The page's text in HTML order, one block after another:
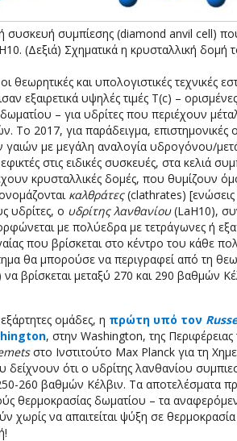
συσκευή συμπίεσης (diamond anvil cell)
(Δεξιά) Σχηματικά η κρυσταλλική δομή
θεωρητικές και υπολογιστικές τεχνικές
εξαιρετικά υψηλές τιμές T(c) –
– για υδρίτες που περιέχουν
Το 2017, για παράδειγμα,
γαιών με μεγάλη αναλογία υδρογόνου/
στις ειδικές συσκευές, στα κελιά
κρυσταλλικές δομές, που θυμίζουν
καλθράτες(clathrates) [ενώσεις
υδρίτες, ο υδρίτης λανθανίου(LaH10),
με πολύεδρα με τετράγωνες ή
που βρίσκεται στο κέντρο του κάθε
θα μπορούσε να περιγραφεί από τη
βρίσκεται μεταξύ 270 και 290 βαθμών
ομάδες, η πρώτη υπό τον
, στην Washington, της
στο Ινστιτούτο Max Planck για τη
δείχνουν ότι ο υδρίτης λανθανίου
260 βαθμών Κέλβιν. Τα αποτελέσματα
θερμοκρασίας δωματίου – τα
να απαιτείται ψύξη σε θερμοκρασία